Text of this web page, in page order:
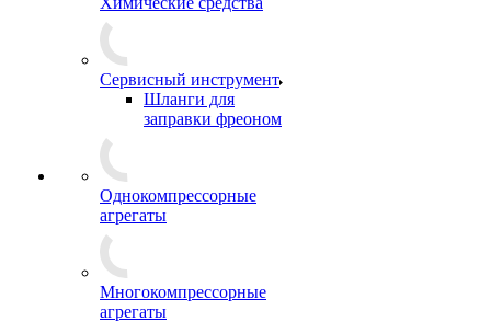
Сервисный инструмент
Шланги для
заправки фреоном
Однокомпрессорные
агрегаты
Многокомпрессорные
агрегаты